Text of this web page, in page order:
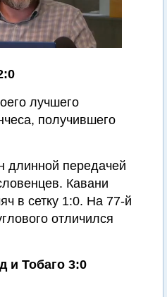
лучшего
получившего
длинной передачей
Кавани
в сетку 1:0. На 77-й
отличился
и Тобаго 3:0